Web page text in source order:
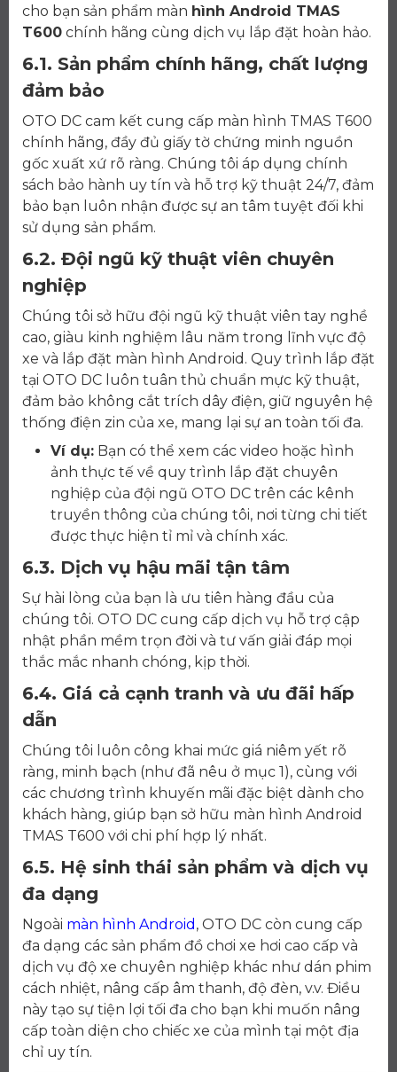
cho bạn sản phẩm màn hình Android TMAS
T600 chính hãng cùng dịch vụ lắp đặt hoàn hảo.
6.1. Sản phẩm chính hãng, chất lượng
đảm bảo
OTO DC cam kết cung cấp màn hình TMAS T600
chính hãng, đầy đủ giấy tờ chứng minh nguồn
gốc xuất xứ rõ ràng. Chúng tôi áp dụng chính
sách bảo hành uy tín và hỗ trợ kỹ thuật 24/7, đảm
bảo bạn luôn nhận được sự an tâm tuyệt đối khi
sử dụng sản phẩm.
6.2. Đội ngũ kỹ thuật viên chuyên
nghiệp
Chúng tôi sở hữu đội ngũ kỹ thuật viên tay nghề
cao, giàu kinh nghiệm lâu năm trong lĩnh vực độ
xe và lắp đặt màn hình Android. Quy trình lắp đặt
tại OTO DC luôn tuân thủ chuẩn mực kỹ thuật,
đảm bảo không cắt trích dây điện, giữ nguyên hệ
thống điện zin của xe, mang lại sự an toàn tối đa.
Ví dụ: Bạn có thể xem các video hoặc hình
ảnh thực tế về quy trình lắp đặt chuyên
nghiệp của đội ngũ OTO DC trên các kênh
truyền thông của chúng tôi, nơi từng chi tiết
được thực hiện tỉ mỉ và chính xác.
6.3. Dịch vụ hậu mãi tận tâm
Sự hài lòng của bạn là ưu tiên hàng đầu của
chúng tôi. OTO DC cung cấp dịch vụ hỗ trợ cập
nhật phần mềm trọn đời và tư vấn giải đáp mọi
thắc mắc nhanh chóng, kịp thời.
6.4. Giá cả cạnh tranh và ưu đãi hấp
dẫn
Chúng tôi luôn công khai mức giá niêm yết rõ
ràng, minh bạch (như đã nêu ở mục 1), cùng với
các chương trình khuyến mãi đặc biệt dành cho
khách hàng, giúp bạn sở hữu màn hình Android
TMAS T600 với chi phí hợp lý nhất.
6.5. Hệ sinh thái sản phẩm và dịch vụ
đa dạng
Ngoài màn hình Android , OTO DC còn cung cấp
đa dạng các sản phẩm đồ chơi xe hơi cao cấp và
dịch vụ độ xe chuyên nghiệp khác như dán phim
cách nhiệt, nâng cấp âm thanh, độ đèn, v.v. Điều
này tạo sự tiện lợi tối đa cho bạn khi muốn nâng
cấp toàn diện cho chiếc xe của mình tại một địa
chỉ uy tín.